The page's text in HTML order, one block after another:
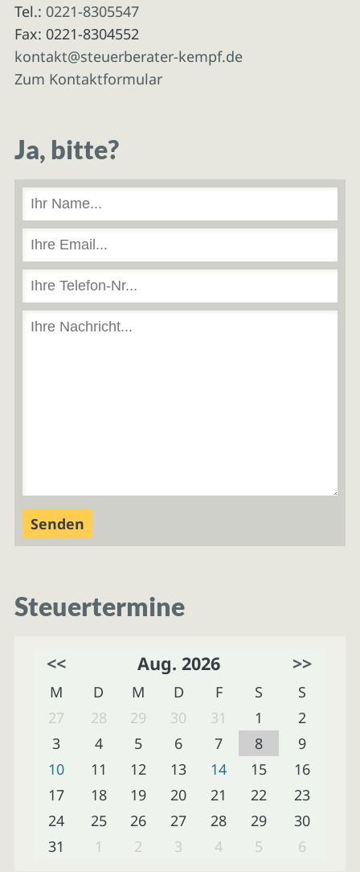
Tel.: 0221-8305547
Fax: 0221-8304552
kontakt@steuerberater-kempf.de
Zum Kontaktformular
Ja, bitte?
Steuertermine
<< Aug. 2026 >>
M D M D F S
S
27
28 29 30 31 1
2
3
4 5 6 7 8
9
10
11 12 13 14 15
16
17
18 19 20 21 22
23
24
25 26 27 28 29
30
31
1 2 3 4 5 6